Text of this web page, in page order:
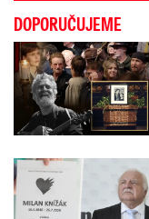
DOPORUČUJEME